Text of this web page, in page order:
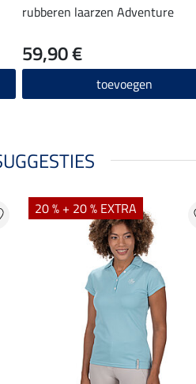
rubberen laarzen Adventure
59,90 €
toevoegen
20 % + 20 % EXTRA